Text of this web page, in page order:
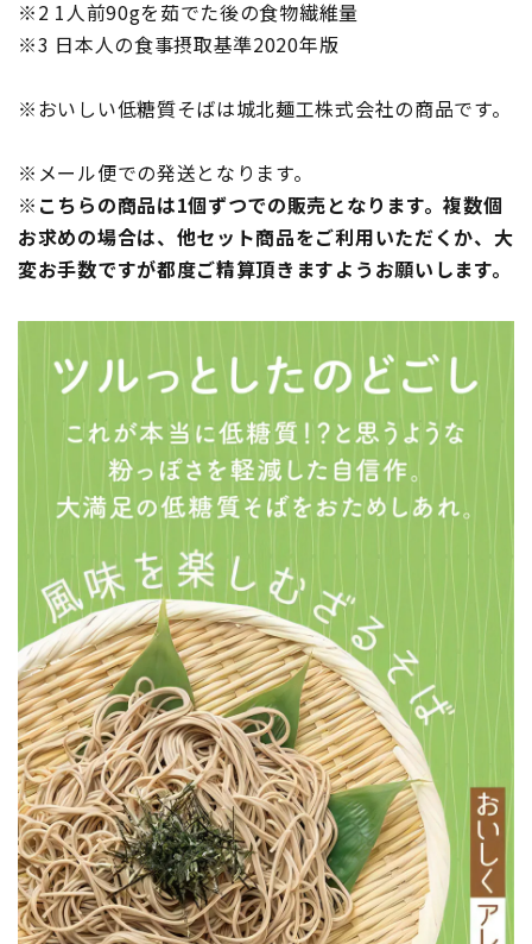
※2 1人前90gを茹でた後の食物繊維量
※3 日本人の食事摂取基準2020年版
※おいしい低糖質そばは城北麺工株式会社の商品です。
※メール便での発送となります。
※こちらの商品は1個ずつでの販売となります。複数個
お求めの場合は、他セット商品をご利用いただくか、大
変お手数ですが都度ご精算頂きますようお願いします。